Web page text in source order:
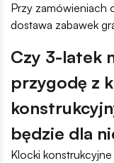
Przy zamówieniach
dostawa zabawek
Czy 3-latek
przygodę z
będzie dla
Klocki